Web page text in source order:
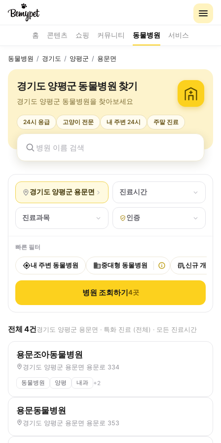
홈 콘텐츠 쇼핑 커뮤니티 동물병원 서비스
동물병원 / 경기도 / 양평군 / 용문면
경기도 양평군 동물병원 찾기
경기도 양평군 동물병원을 찾아보세요
24시 응급 고양이 전문 내 주변 24시 주말 진료
경기도 양평군 용문면 진료시간
진료과목 인증
빠른 필터
내 주변 동물병원 중대형 동물병원 신규 개원
병원 조회하기4곳
전체 4건경기도 양평군 용문면 · 특화 진료 (전체) · 모든 진료시간
용문조아동물병원
경기도 양평군 용문면 용문로 334
동물병원 양평 내과 +2
용문동물병원
경기도 양평군 용문면 용문로 353